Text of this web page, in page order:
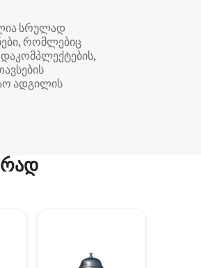
სრულად
რომლებიც
ადგილის